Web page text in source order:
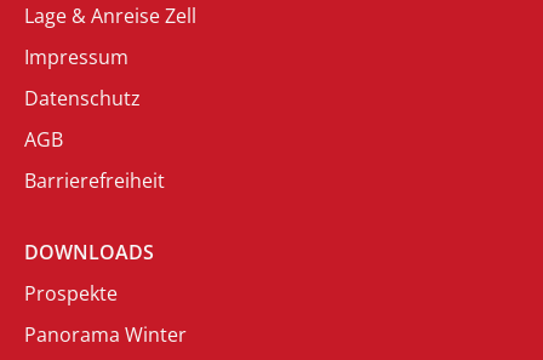
Lage & Anreise Zell
Impressum
Datenschutz
AGB
Barrierefreiheit
DOWNLOADS
Prospekte
Panorama Winter